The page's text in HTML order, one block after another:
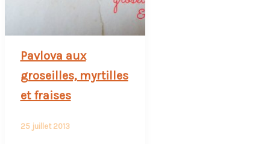
Pavlova aux
groseilles, myrtilles
et fraises
25 juillet 2013